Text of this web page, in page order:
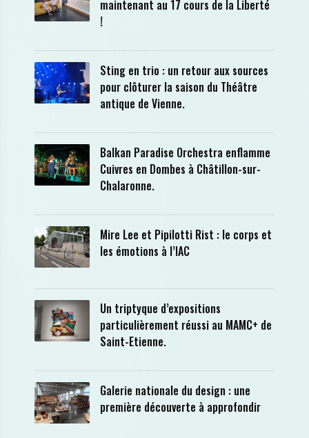
maintenant au 17 cours de la Liberté
!
Sting en trio : un retour aux sources
pour clôturer la saison du Théâtre
antique de Vienne.
Balkan Paradise Orchestra enflamme
Cuivres en Dombes à Châtillon-sur-
Chalaronne.
Mire Lee et Pipilotti Rist : le corps et
les émotions à l’IAC
Un triptyque d’expositions
particulièrement réussi au MAMC+ de
Saint-Etienne.
Galerie nationale du design : une
première découverte à approfondir